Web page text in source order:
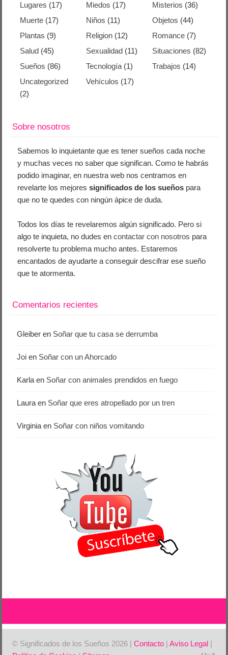
Lugares (17) Miedos (17) Misterios (36)
Muerte (17) Niños (11) Objetos (44)
Plantas (9) Religion (12) Romance(7)
Salud (45) Sexualidad (11) Situaciones (82)
Sueños (86) Tecnología (1) Trabajos (14)
Uncategorized
(2)
Vehículos (17)
Sobre nosotros
Sabemos lo inquietante que es tener sueños cada noche
y muchas veces no saber que significan. Como te habrás
podido imaginar, en nuestra web nos centramos en
revelarte los mejoressignificados de los sueños para
que no te quedes con ningún ápice de duda.
Todos los días te revelaremos algún significado. Pero si
algo te inquieta, no dudes encontactar con nosotros para
resolverte tu problema mucho antes. Estaremos
encantados de ayudarte a conseguir descifrar ese sueño
que te atormenta.
Comentarios recientes
Gleiber en Soñar que tu casa se derrumba
Joi en Soñar con un Ahorcado
Karla en Soñar con animales prendidos en fuego
Laura en Soñar que eres atropellado por un tren
Virginia en Soñar con niños vomitando
© Significados de los Sueños 2026 |Contacto |Aviso Legal |